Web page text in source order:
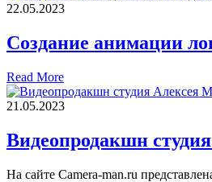
22.05.2023
Создание анимации
Read More
21.05.2023
Видеопродакшн
На сайте Camera-man.ru